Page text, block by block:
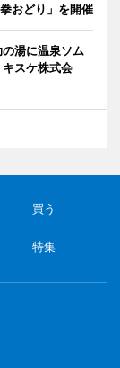
おどり」を開催
湯に温泉ソム
スケ株式会
買う
特集